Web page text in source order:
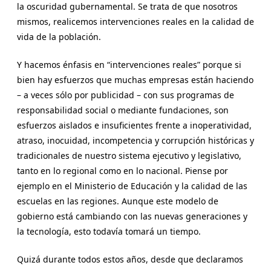
la oscuridad gubernamental. Se trata de que nosotros
mismos, realicemos intervenciones reales en la calidad de
vida de la población.
Y hacemos énfasis en “intervenciones reales” porque si
bien hay esfuerzos que muchas empresas están haciendo
– a veces sólo por publicidad – con sus programas de
responsabilidad social o mediante fundaciones, son
esfuerzos aislados e insuficientes frente a inoperatividad,
atraso, inocuidad, incompetencia y corrupción históricas y
tradicionales de nuestro sistema ejecutivo y legislativo,
tanto en lo regional como en lo nacional. Piense por
ejemplo en el Ministerio de Educación y la calidad de las
escuelas en las regiones. Aunque este modelo de
gobierno está cambiando con las nuevas generaciones y
la tecnología, esto todavía tomará un tiempo.
Quizá durante todos estos años, desde que declaramos